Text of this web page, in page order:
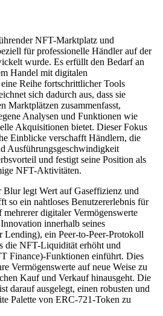
NFT-Marktplatz und
für professionelle Händler auf der
wurde. Es erfüllt den Bedarf an
Handel mit digitalen
Reihe fortschrittlicher Tools
sich dadurch aus, dass sie
Marktplätzen zusammenfasst,
Analysen und Funktionen wie
Akquisitionen bietet. Dieser Fokus
Einblicke verschafft Händlern, die
Ausführungsgeschwindigkeit
und festigt seine Position als
NFT-Aktivitäten.
legt Wert auf Gaseffizienz und
so ein nahtloses Benutzererlebnis für
digitaler Vermögenswerte
innerhalb seines
ein Peer-to-Peer-Protokoll
die NFT-Liquidität erhöht und
Finance)-Funktionen einführt. Dies
Vermögenswerte auf neue Weise zu
Kauf und Verkauf hinausgeht. Die
darauf ausgelegt, einen robusten und
Palette von ERC-721-Token zu